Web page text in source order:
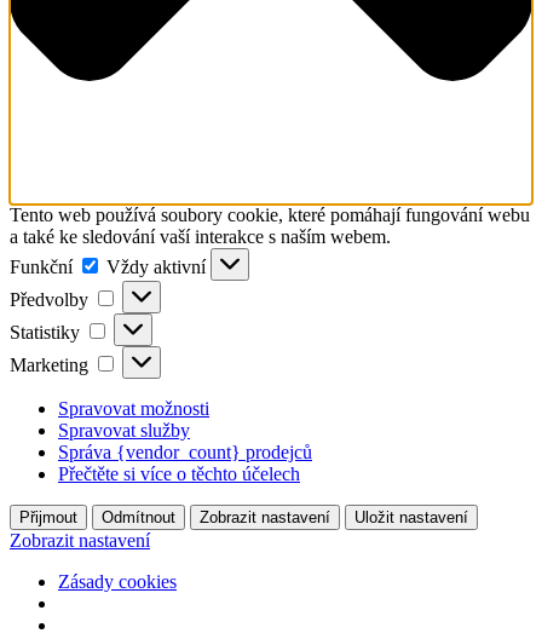
Tento web používá soubory cookie, které pomáhají fungování webu
a také ke sledování vaší interakce s naším webem.
Funkční
Funkční
Vždy aktivní
Předvolby
Předvolby
Statistiky Statistiky
Marketing Marketing
Spravovat možnosti
Spravovat služby
Správa {vendor_count} prodejců
Přečtěte si více o těchto účelech
Přijmout Odmítnout Zobrazit nastavení Uložit nastavení
Zobrazit nastavení
Zásady cookies